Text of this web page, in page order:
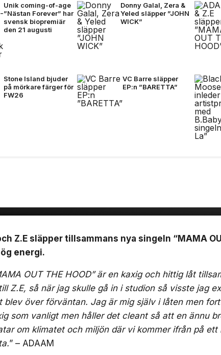
Unik coming-of-age
”Nästan Forever” har
svensk biopremiär
den 21 augusti
Donny Galal, Zera &
Yeled släpper ”JOHN
WICK”
Stone Island bjuder
på mörkare färger för
FW26
VC Barre släpper
EP:n ”BARETTA”
Z.E släpper tillsammans nya singeln “MAMA
energi.
OUT THE HOOD” är en kaxig och hittig låt
Z.E, så när jag skulle gå in i studion så visste jag
blev över förväntan. Jag är mig själv i låten men
som vanligt men håller det cleant så att en ännu
om klimatet och miljön där vi kommer ifrån på
” – ADAAM